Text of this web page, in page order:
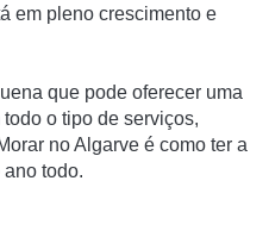
em pleno crescimento e
que pode oferecer uma
o tipo de serviços,
no Algarve é como ter a
todo.